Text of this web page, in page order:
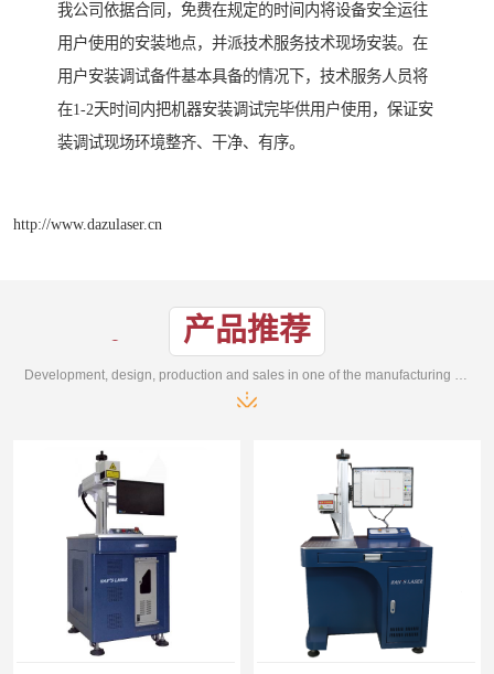
我公司依据合同，免费在规定的时间内将设备安全运往
用户使用的安装地点，并派技术服务技术现场安装。在
用户安装调试备件基本具备的情况下，技术服务人员将
在1-2天时间内把机器安装调试完毕供用户使用，保证安
装调试现场环境整齐、干净、有序。
http://www.dazulaser.cn
产品推荐
Development, design, production and sales in one of the manufacturing enterprises